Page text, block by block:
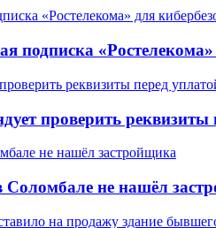
подписка
проверить реквизиты
не нашёл